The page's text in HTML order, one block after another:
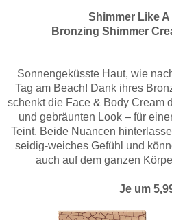
Shimmer Like
Bronzing Shimmer
Sonnengeküsste Haut, wie
Tag am Beach! Dank ihres
schenkt die Face & Body Cream
und gebräunten Look – für
Teint. Beide Nuancen
seidig-weiches Gefühl und
auch auf dem ganzen
Je um